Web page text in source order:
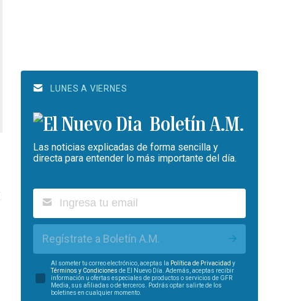
LUNES A VIERNES
Boletín A.M.
Las noticias explicadas de forma sencilla y
directa para entender lo más importante del día.
Regístrate a Boletín A.M.
Al someter tu correo electrónico, aceptas la Política de Privacidad y
Términos y Condiciones de El Nuevo Día. Además, aceptas recibir
información u ofertas especiales de productos o servicios de GFR
Media, sus afiliadas o de terceros. Podrás optar salirte de los
boletines en cualquier momento.